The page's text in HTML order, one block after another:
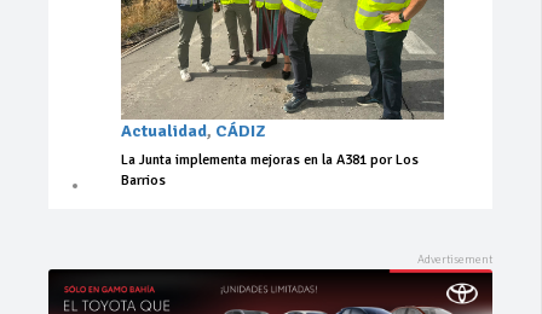
Actualidad, CÁDIZ
La Junta implementa mejoras en la A381 por Los
Barrios